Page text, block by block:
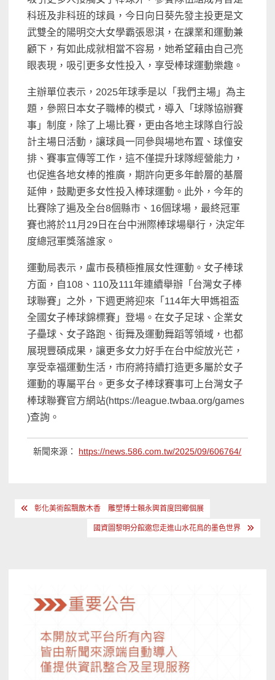
科班及非科班的球員，今日向日葵先發主投更是文
武雙全的陽明交大女學霸張恩淇，在課業和運動兼
顧下，有如此成就相當不容易，她希望藉由自己亮
眼表現，吸引更多女性投入，享受棒球運動樂趣。
主辦單位表示，2025年球季是以「我們主場」為主
題，參照日本女子職棒的模式，導入「球隊協辦賽
事」制度，除了上場比賽，更由各地主球隊自行設
計主場日活動，讓球員一同參與場地布置、球僮安
排、賽事宣傳等工作，這不僅提升球隊經營能力，
也促進各地女棒的推廣，期許向更多年齡層的基層
延伸，鼓勵更多女性投入棒球運動。此外，今年的
比賽除了遍及全台8個縣市、16個球場，最終冠軍
賽也將於11月29日在台中洲際棒球場舉行，決定年
度總冠軍獎落誰家。
運動局表示，盧市長積極推展女性運動。女子棒球
方面，自108、110及111年連續舉辦「台灣女子棒
球聯賽」之外，下週更將迎來「114年大甲媽祖盃
全國女子棒球錦標賽」登場。在女子足球、企業女
子壘球、女子路跑、街舞及運動舞蹈等領域，也都
展現豐碩成果，讓更多女力好手在台中綻放光芒，
享受幸福運動生活，市府將持續打造更多屬於女子
運動的專屬平台。更多女子棒球賽事可上台灣女子
棒球聯賽官方網站(https://league.twbaa.org/games
)查詢。
新聞來源： https://news.586.com.tw/2025/09/606764/
文 彰化美術館飄散木香 雕塑博士賴永興首度回鄉個展
國資圖黎明分館邀您走進山水花鳥的墨色世界